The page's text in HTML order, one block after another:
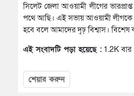
সিলেট জেলা আওয়ামী লীগের
পথে আছি। এই সভায় আওয়ামী লীগকে
হবে বলে আমাদের দৃঢ় বিশ্বাস। বিশেষ
এই সংবাদটি পড়া হয়েছে : 1.2K বার
শেয়ার করুন